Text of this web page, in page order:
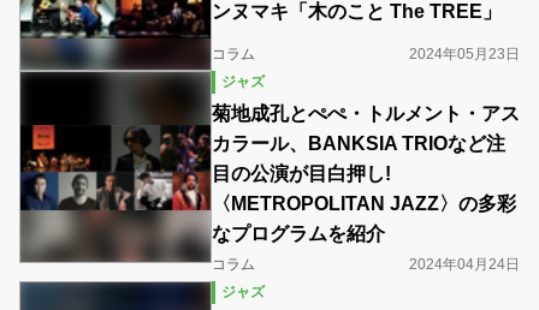
ンヌマキ「木のこと The TREE」
コラム
2024年05月23日
ジャズ
菊地成孔とぺぺ・トルメント・アス
カラール、BANKSIA TRIOなど注
目の公演が目白押し!
〈METROPOLITAN JAZZ〉の多彩
なプログラムを紹介
コラム
2024年04月24日
ジャズ